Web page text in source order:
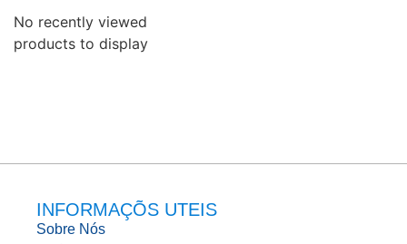
No recently viewed
products to display
INFORMAÇÕS UTEIS
Sobre Nós